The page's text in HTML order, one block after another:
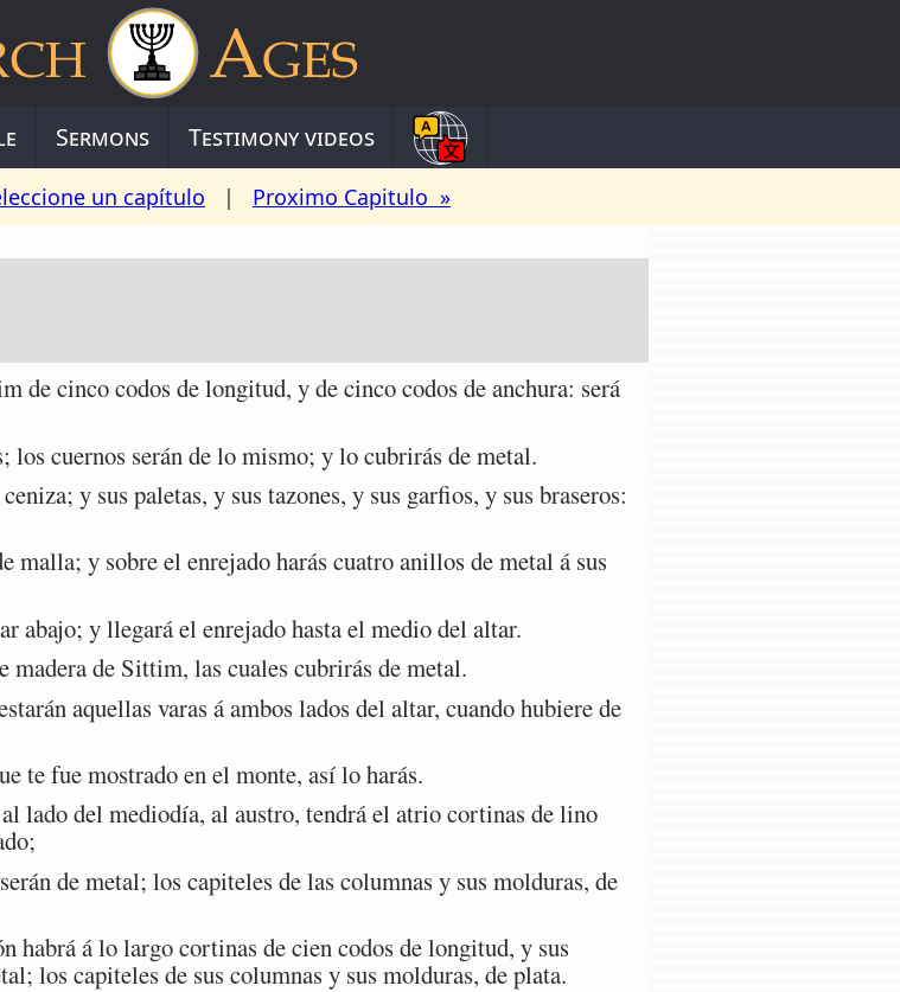
Sermons Testimony videos
un capítulo | Proximo Capitulo »
de cinco codos de longitud, y de cinco codos de anchura: será
los cuernos serán de lo mismo; y lo cubrirás de metal.
y sus paletas, y sus tazones, y sus garfios, y sus braseros:
malla; y sobre el enrejado harás cuatro anillos de metal á sus
abajo; y llegará el enrejado hasta el medio del altar.
madera de Sittim, las cuales cubrirás de metal.
aquellas varas á ambos lados del altar, cuando hubiere de
te fue mostrado en el monte, así lo harás.
lado del mediodía, al austro, tendrá el atrio cortinas de lino
de metal; los capiteles de las columnas y sus molduras, de
habrá á lo largo cortinas de cien codos de longitud, y sus
los capiteles de sus columnas y sus molduras, de plata.